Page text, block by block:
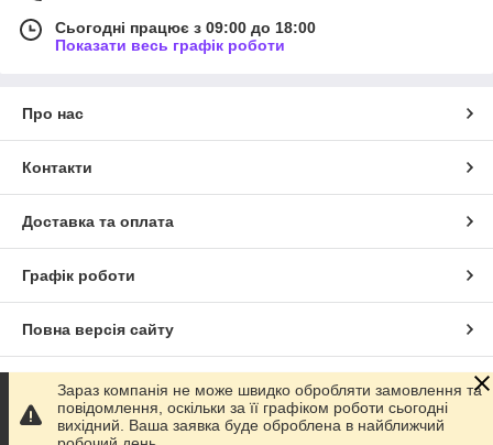
Сьогодні працює з 09:00 до 18:00
Показати весь графік роботи
Про нас
Контакти
Доставка та оплата
Графік роботи
Повна версія сайту
Сайт створено на маркетплейсі Prom.ua
Політика конфіденційності
Зараз компанія не може швидко обробляти замовлення та
повідомлення, оскільки за її графіком роботи сьогодні
вихідний. Ваша заявка буде оброблена в найближчий